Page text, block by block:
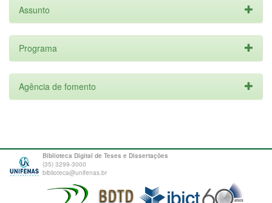
Assunto
Programa
Agência de fomento
Biblioteca Digital de Teses e Dissertações
(35) 3299-3000
biblioteca@unifenas.br